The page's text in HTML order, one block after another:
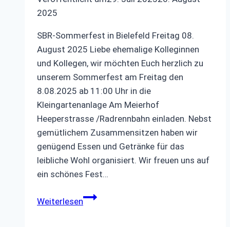
2025
SBR-Sommerfest in Bielefeld Freitag 08.
August 2025 Liebe ehemalige Kolleginnen
und Kollegen, wir möchten Euch herzlich zu
unserem Sommerfest am Freitag den
8.08.2025 ab 11:00 Uhr in die
Kleingartenanlage Am Meierhof
Heeperstrasse /Radrennbahn einladen. Nebst
gemütlichem Zusammensitzen haben wir
genügend Essen und Getränke für das
leibliche Wohl organisiert. Wir freuen uns auf
ein schönes Fest…
WeiterlesenSommerfest